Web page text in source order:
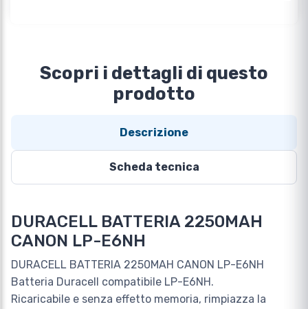
Scopri i dettagli di questo
prodotto
Descrizione
Scheda tecnica
DURACELL BATTERIA 2250MAH
CANON LP-E6NH
DURACELL BATTERIA 2250MAH CANON LP-E6NH
Batteria Duracell compatibile LP-E6NH.
Ricaricabile e senza effetto memoria, rimpiazza la